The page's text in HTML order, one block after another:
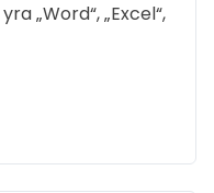
„Word“, „Excel“,